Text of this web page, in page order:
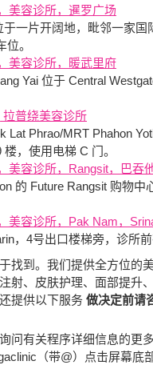
美容诊所，暹罗广场
于一片开阔地，毗邻一家国
。
美容诊所，暖武里府
Yai 位于 Central
拉普绕美容诊所
Lat Phrao/MRT Phahon
，使用电梯 C 门。
美容诊所，Rangsit，巴吞
的 Future Rangsit 购物中
美容诊所，Pak Nam，
，4号出口楼梯旁，诊所前
找到。我们提供全方位的
射、皮肤护理、面部提升
提供以下服务 做决定前请
问有关程序详细信息的更
（带@）点击屏幕底